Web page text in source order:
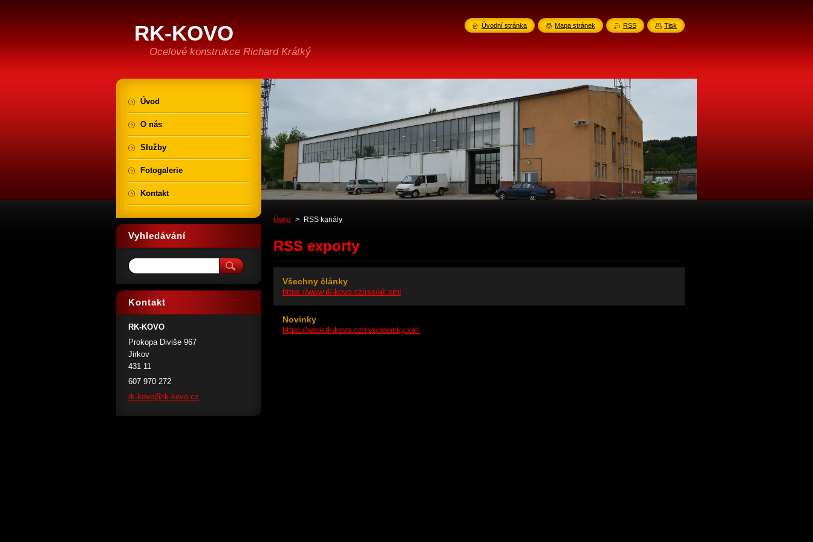
RK-KOVO
Ocelové konstrukce Richard Krátký
Úvod > RSS kanály
RSS exporty
Všechny články
https://www.rk-kovo.cz/rss/all.xml
Novinky
https://www.rk-kovo.cz/rss/novinky.xml
Úvod
O nás
Služby
Fotogalerie
Kontakt
Vyhledávání
Kontakt
RK-KOVO
Prokopa Diviše 967
Jirkov
431 11
607 970 272
rk-kovo@rk-kovo.cz
Úvodní stránka Mapa stránek RSS Tisk